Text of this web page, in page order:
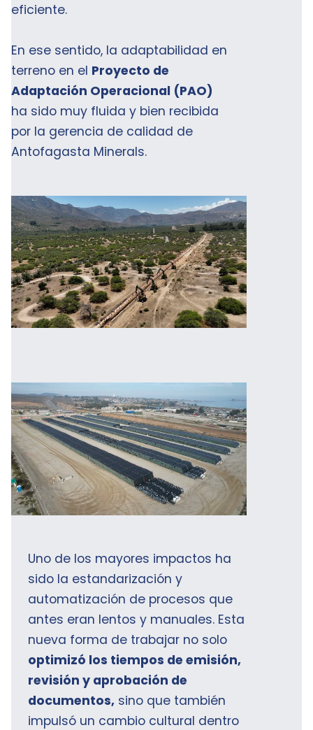
eficiente.
En ese sentido, la adaptabilidad en
terreno en el Proyecto de
Adaptación Operacional (PAO)
ha sido muy fluida y bien recibida
por la gerencia de calidad de
Antofagasta Minerals.
Uno de los mayores impactos ha
sido la estandarización y
automatización de procesos que
antes eran lentos y manuales. Esta
nueva forma de trabajar no solo
optimizó los tiempos de emisión,
revisión y aprobación de
documentos, sino que también
impulsó un cambio cultural dentro